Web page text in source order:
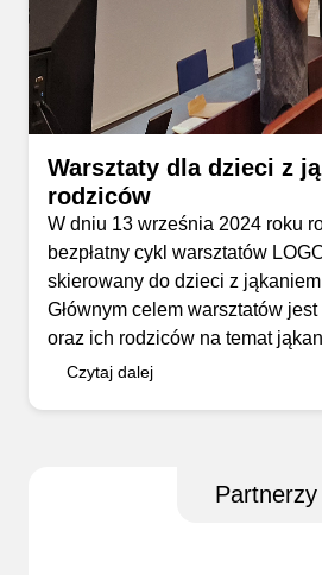
Warsztaty dla dzieci z
rodziców
W dniu 13 września 2024 roku
bezpłatny cykl warsztatów
skierowany do dzieci z
Głównym celem warsztatów
oraz ich rodziców na temat
Czytaj dalej
Partnerzy